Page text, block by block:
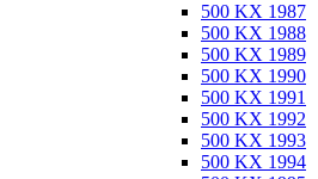
500 KX 1987
500 KX 1988
500 KX 1989
500 KX 1990
500 KX 1991
500 KX 1992
500 KX 1993
500 KX 1994